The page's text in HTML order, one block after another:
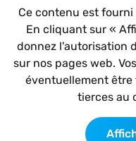
Ce contenu est
En cliquant sur «
donnez l'autorisation
sur nos pages web.
éventuellement être
tierces au